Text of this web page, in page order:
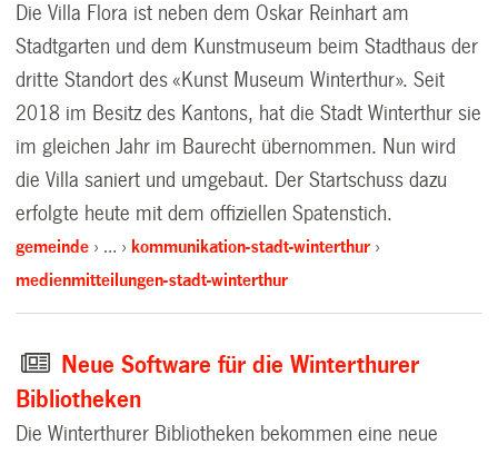
Die Villa Flora ist neben dem Oskar Reinhart am
Stadtgarten und dem Kunstmuseum beim Stadthaus der
dritte Standort des «Kunst Museum Winterthur». Seit
2018 im Besitz des Kantons, hat die Stadt Winterthur sie
im gleichen Jahr im Baurecht übernommen. Nun wird
die Villa saniert und umgebaut. Der Startschuss dazu
erfolgte heute mit dem offiziellen Spatenstich.
gemeinde …
kommunikation-stadt-winterthur
medienmitteilungen-stadt-winterthur
Neue Software für die Winterthurer
Bibliotheken
Die Winterthurer Bibliotheken bekommen eine neue